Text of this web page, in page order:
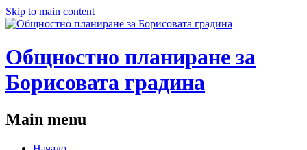
Skip to main content
Общностно планиране за
Борисовата градина
Main menu